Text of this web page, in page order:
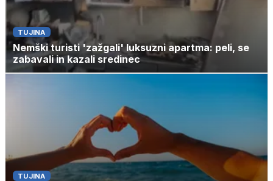
TUJINA
Nemški turisti 'zažgali' luksuzni apartma: peli, se
zabavali in kazali sredinec
TUJINA